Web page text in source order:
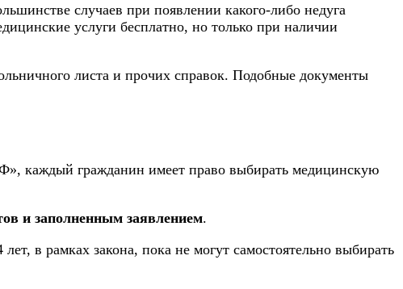
случаев при появлении какого-либо недуга
услуги бесплатно, но только при наличии
листа и прочих справок. Подобные документы
каждый гражданин имеет право выбирать медицинскую
и заполненным заявлением.
в рамках закона, пока не могут самостоятельно выбирать